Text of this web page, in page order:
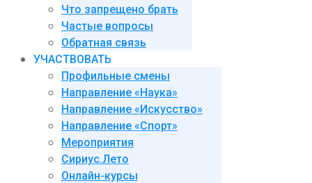
Что запрещено брать
Частые вопросы
Обратная связь
УЧАСТВОВАТЬ
Профильные смены
Направление «Наука»
Направление «Искусство»
Направление «Спорт»
Мероприятия
Сириус.Лето
Онлайн-курсы